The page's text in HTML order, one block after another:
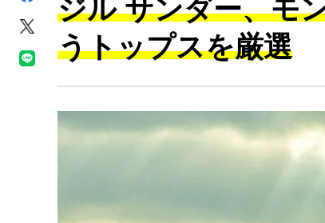
ジル サンダー、モ
うトップスを厳選